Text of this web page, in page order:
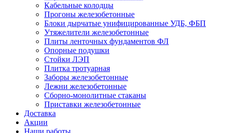
Кабельные колодцы
Прогоны железобетонные
Блоки дырчатые унифицированные УДБ, ФБП
Утяжелители железобетонные
Плиты ленточных фундаментов ФЛ
Опорные подушки
Стойки ЛЭП
Плитка тротуарная
Заборы железобетонные
Лежни железобетонные
Сборно-монолитные стаканы
Приставки железобетонные
Доставка
Акции
Наши работы